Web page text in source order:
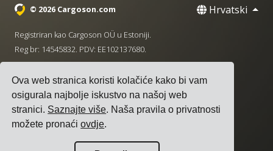
Ova web stranica koristi kolačiće kako bi vam
osigurala najbolje iskustvo na našoj web
stranici. Saznajte više. Naša pravila o privatnosti
možete pronaćiovdje.
© 2026 Cargoson.com Hrvatski
Registriran kao Cargoson OÜ u Estoniji.
Reg br: 14545832. PDV: EE102137680.
·
Uvjeti pružanja usluge| Pravila privatnosti
kolačićima